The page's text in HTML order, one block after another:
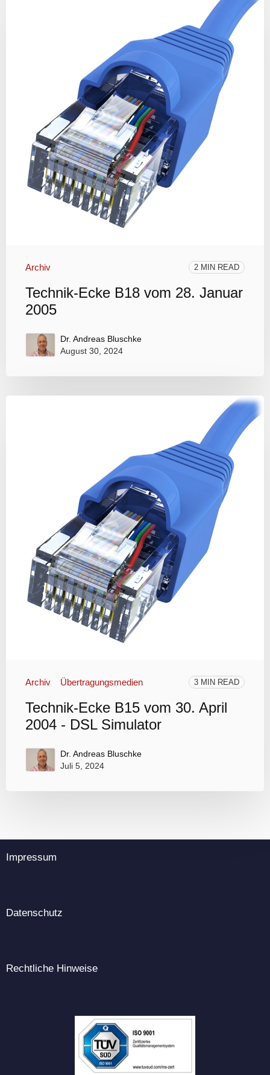
Archiv 2 MIN READ
Technik-Ecke B18 vom 28. Januar
2005
Dr. Andreas Bluschke
August 30, 2024
Archiv Übertragungsmedien 3 MIN READ
Technik-Ecke B15 vom 30. April
2004 - DSL Simulator
Dr. Andreas Bluschke
Juli 5, 2024
Impressum
Datenschutz
Rechtliche Hinweise